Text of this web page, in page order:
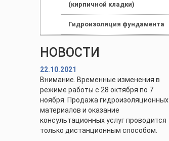
(кирпичной кладки)
Гидроизоляция фундамента
НОВОСТИ
22.10.2021
Внимание. Временные изменения в
режиме работы с 28 октября по 7
ноября. Продажа гидроизоляционных
материалов и оказание
консультационных услуг проводится
только дистанционным способом.